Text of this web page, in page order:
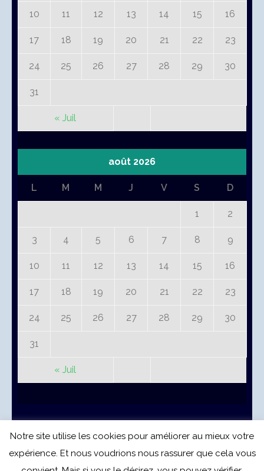
10 11 12 13 14 15 16
17 18 19 20 21 22 23
24 25 26 27 28 29 30
31
« Juil
août 2026
L M M J V S D
1 2
3 4 5 6 7 8 9
10 11 12 13 14 15 16
17 18 19 20 21 22 23
24 25 26 27 28 29 30
31
« Juil
Benevolent | Développé par
Rara Themes
Notre site utilise les cookies pour améliorer au mieux votre
expérience. Et nous voudrions nous rassurer que cela vous